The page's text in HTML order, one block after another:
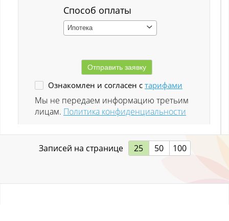
Куйбышевский р-н
Ленинск-Кузнецкий
Листвяги
Лучшево с
Способ оплаты
Ипотека
Ознакомлен и согласен с тарифами
Мы не передаем информацию третьим
лицам. Политика конфиденциальности
Записей на странице 25 50 100